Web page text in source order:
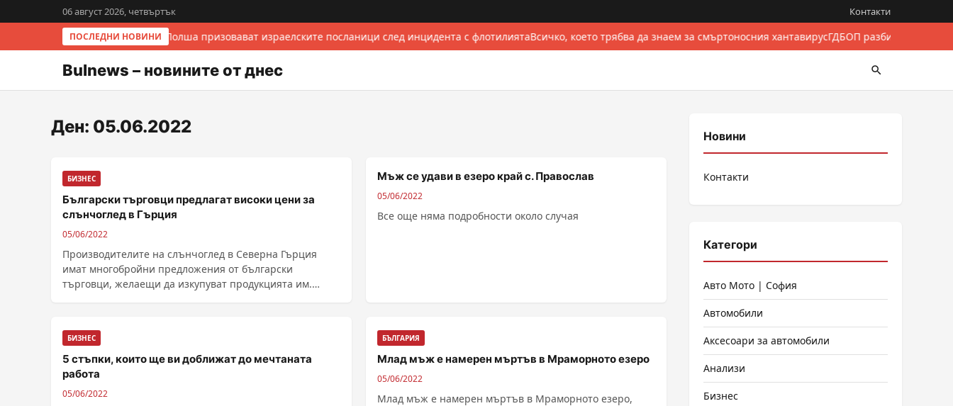
06 август 2026, четвъртък Контакти
ПОСЛЕДНИ НОВИНИИталия и Полша призовават израелските посланици след инцидента с флотилиятаВсичко, което трябва да знаем за смъртоносния хантавирусГДБОП разби
Bulnews – новините от днес
Ден: 05.06.2022
БИЗНЕС
Български търговци предлагат високи цени за
слънчоглед в Гърция
05/06/2022
Производителите на слънчоглед в Северна Гърция
имат многобройни предложения от български
търговци, желаещи да изкупуват продукцията им.
Мъж се удави в езеро край с. Православ
05/06/2022
Все още няма подробности около случая
БИЗНЕС
5 стъпки, които ще ви доближат до мечтаната
работа
05/06/2022
БЪЛГАРИЯ
Млад мъж е намерен мъртъв в Мраморното езеро
05/06/2022
Млад мъж е намерен мъртъв в Мраморното езеро,
Новини
Контакти
Категори
Авто Мото | София
Автомобили
Аксесоари за автомобили
Анализи
Бизнес